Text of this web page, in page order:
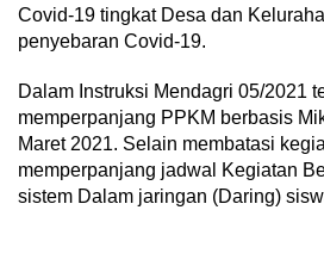
Covid-19 tingkat Desa dan
penyebaran Covid-19.
Dalam Instruksi Mendagri 05/2021
memperpanjang PPKM berbasis
Maret 2021. Selain membatasi
memperpanjang jadwal Kegiatan
sistem Dalam jaringan (Daring)